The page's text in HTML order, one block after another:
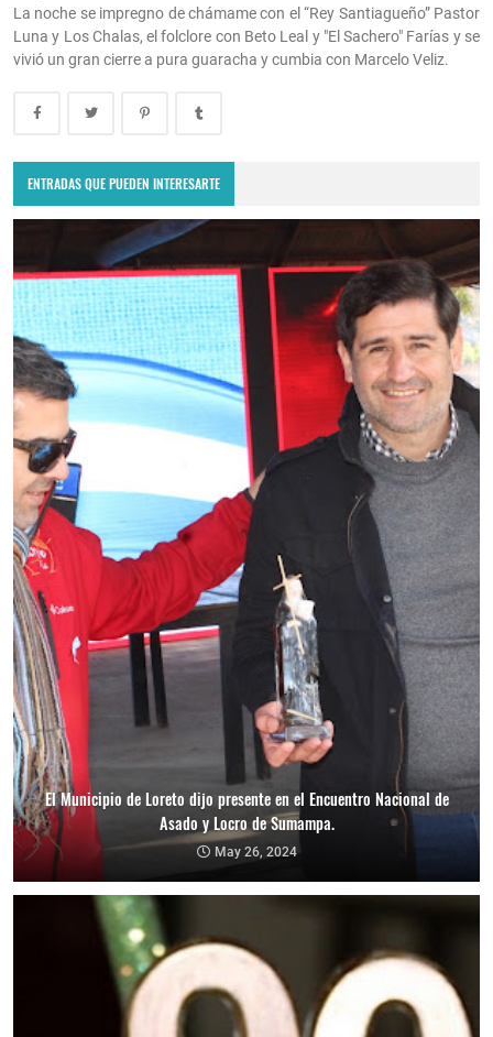
La noche se impregno de chámame con el “Rey Santiagueño” Pastor
Luna y Los Chalas, el folclore con Beto Leal y "El Sachero" Farías y se
vivió un gran cierre a pura guaracha y cumbia con Marcelo Veliz.
ENTRADAS QUE PUEDEN INTERESARTE
El Municipio de Loreto dijo presente en el Encuentro Nacional de
Asado y Locro de Sumampa.
May 26, 2024